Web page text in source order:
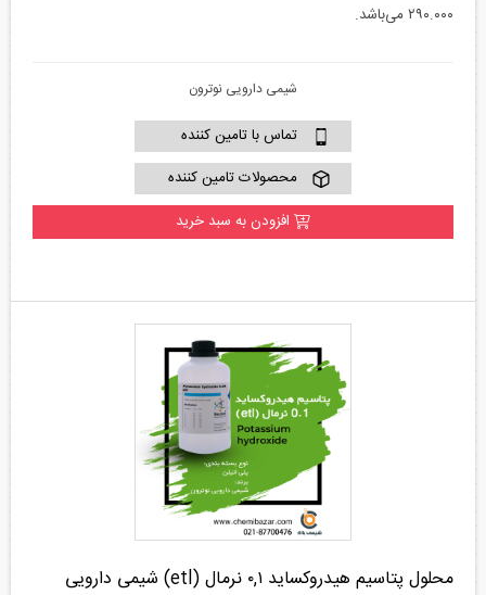
۲۹۰.۰۰۰ می‌باشد.
شیمی دارویی نوترون
تماس با تامین کننده
محصولات تامین کننده
افزودن به سبد خرید
محلول پتاسیم هیدروکساید ۰,۱ نرمال (etl) شیمی دارویی